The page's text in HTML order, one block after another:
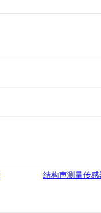
结构声测量传感